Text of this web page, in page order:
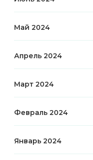
Май 2024
Апрель 2024
Март 2024
Февраль 2024
Январь 2024